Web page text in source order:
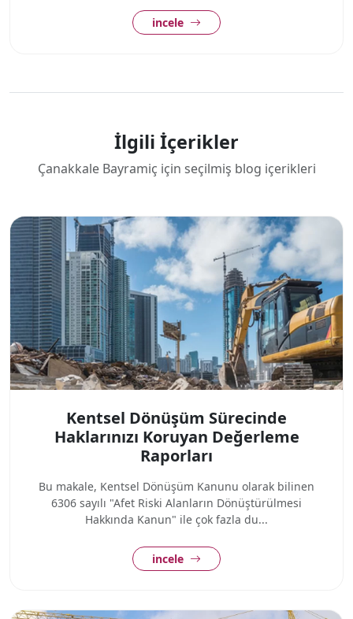
incele
İlgili İçerikler
Çanakkale Bayramiç için seçilmiş blog içerikleri
Kentsel Dönüşüm Sürecinde
Haklarınızı Koruyan Değerleme
Raporları
Bu makale, Kentsel Dönüşüm Kanunu olarak bilinen
6306 sayılı "Afet Riski Alanların Dönüştürülmesi
Hakkında Kanun" ile çok fazla du...
incele